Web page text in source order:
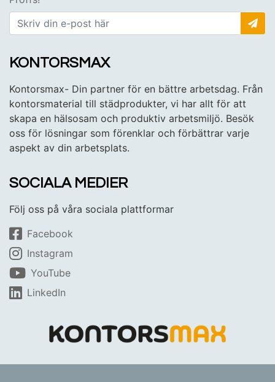
KONTORSMAX
Kontorsmax- Din partner för en bättre arbetsdag. Från
kontorsmaterial till städprodukter, vi har allt för att
skapa en hälsosam och produktiv arbetsmiljö. Besök
oss för lösningar som förenklar och förbättrar varje
aspekt av din arbetsplats.
SOCIALA MEDIER
Följ oss på våra sociala plattformar
Facebook
Instagram
YouTube
LinkedIn